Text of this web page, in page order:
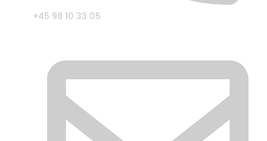
+45 98 10 33 05